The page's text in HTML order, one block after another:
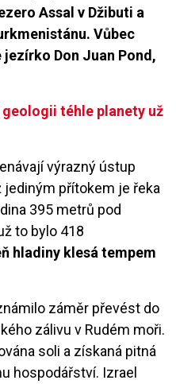
Assal v Džibuti a
Vůbec
jezírko Don Juan Pond,
téhle planety už
výrazný ústup
jediným přítokem je řeka
395 metrů pod
to bylo 418
hladiny klesá tempem
záměr převést do
zálivu v Rudém moři.
soli a získaná pitná
hospodářství. Izrael